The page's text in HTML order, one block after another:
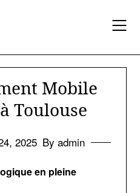
Mobile
Toulouse
2025 By admin
en pleine